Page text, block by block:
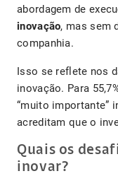
abordagem de
inovação, mas sem
companhia.
Isso se reflete nos
inovação. Para
“muito importante”
acreditam que o
Quais os
inovar?